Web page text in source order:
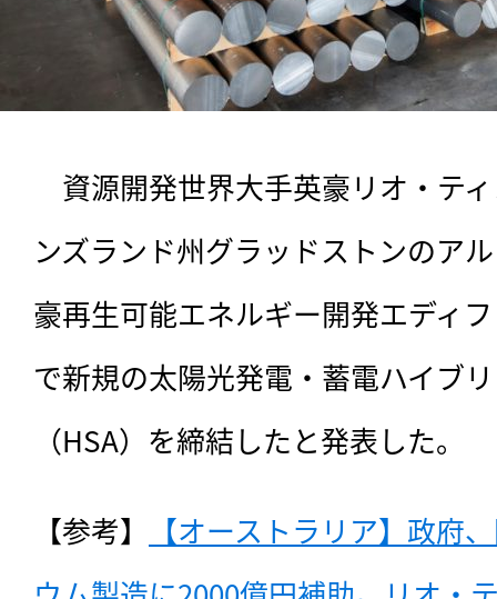
資源開発世界大手英豪リオ・テ
ンズランド州グラッドストンのア
豪再生可能エネルギー開発エディ
で新規の太陽光発電・蓄電ハイブ
（HSA）を締結したと発表した。
【参考】
【オーストラリア】政府